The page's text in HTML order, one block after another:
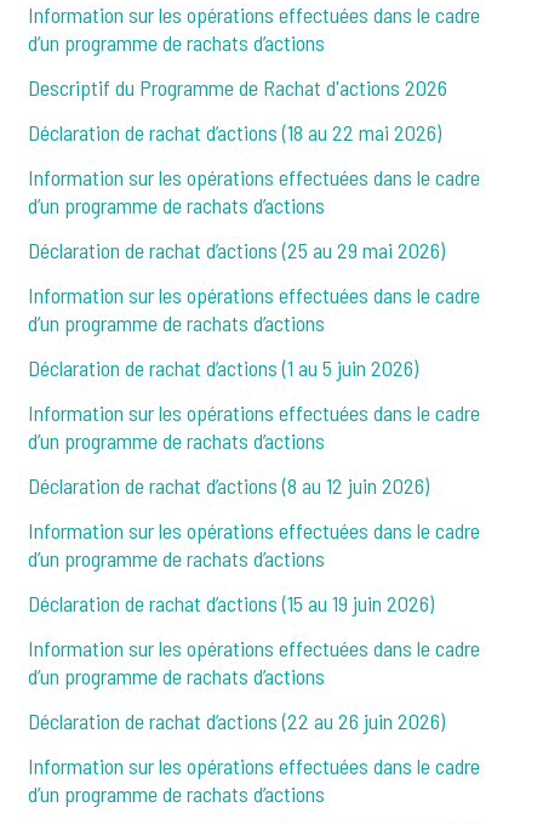
Information sur les opérations effectuées dans le cadre
d’un programme de rachats d’actions
Descriptif du Programme de Rachat d'actions 2026
Déclaration de rachat d’actions (18 au 22 mai 2026)
Information sur les opérations effectuées dans le cadre
d’un programme de rachats d’actions
Déclaration de rachat d’actions (25 au 29 mai 2026)
Information sur les opérations effectuées dans le cadre
d’un programme de rachats d’actions
Déclaration de rachat d’actions (1 au 5 juin 2026)
Information sur les opérations effectuées dans le cadre
d’un programme de rachats d’actions
Déclaration de rachat d’actions (8 au 12 juin 2026)
Information sur les opérations effectuées dans le cadre
d’un programme de rachats d’actions
Déclaration de rachat d’actions (15 au 19 juin 2026)
Information sur les opérations effectuées dans le cadre
d’un programme de rachats d’actions
Déclaration de rachat d’actions (22 au 26 juin 2026)
Information sur les opérations effectuées dans le cadre
d’un programme de rachats d’actions